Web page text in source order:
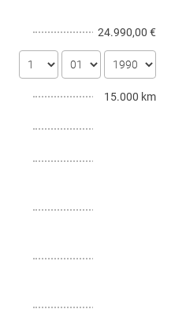
24.990,00 €
15.000 km